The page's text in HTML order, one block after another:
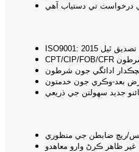
درخواست تي دستياب آهي
ISO9001: 2015 تصديق ٿيل
بعد-وڪري جون خدمتون
جديد سهولتن جي ذريعي
ريچ ضابطن جي منظوري